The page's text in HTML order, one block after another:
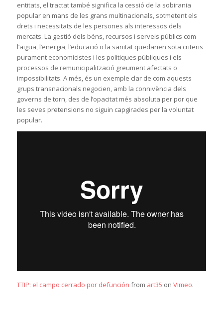
entitats, el tractat també significa la cessió de la sobirania
popular en mans de les grans multinacionals, sotmetent els
drets i necessitats de les persones als interessos dels
mercats. La gestió dels béns, recursos i serveis públics com
l’aigua, l’energia, l’educació o la sanitat quedarien sota criteris
purament economicistes i les polítiques públiques i els
processos de remunicipalització greument afectats o
impossibilitats. A més, és un exemple clar de com aquests
grups transnacionals negocien, amb la connivència dels
governs de torn, des de l’opacitat més absoluta per por que
les seves pretensions no siguin capgirades per la voluntat
popular.
TTIP: el campo cerrado por defunción from art35 on Vimeo.